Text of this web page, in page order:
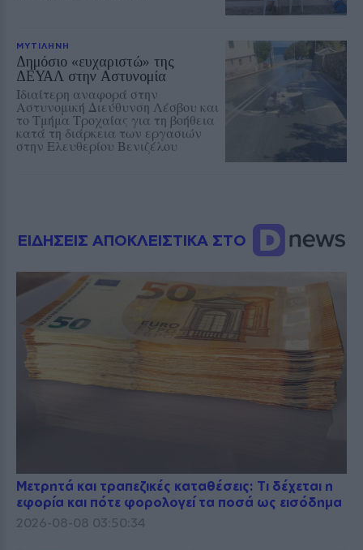
ΜΥΤΙΛΗΝΗ
Δημόσιο «ευχαριστώ» της
ΔΕΥΑΛ στην Αστυνομία
Ιδιαίτερη αναφορά στην
Αστυνομική Διεύθυνση Λέσβου και
το Τμήμα Τροχαίας για τη βοήθεια
κατά τη διάρκεια των εργασιών
στην Ελευθερίου Βενιζέλου
ΕΙΔΗΣΕΙΣ ΑΠΟΚΛΕΙΣΤΙΚΑ ΣΤΟ
Μετρητά και τραπεζικές καταθέσεις: Τι δέχεται η
εφορία και πότε φορολογεί τα ποσά ως εισόδημα
2026-08-08 03:50:34